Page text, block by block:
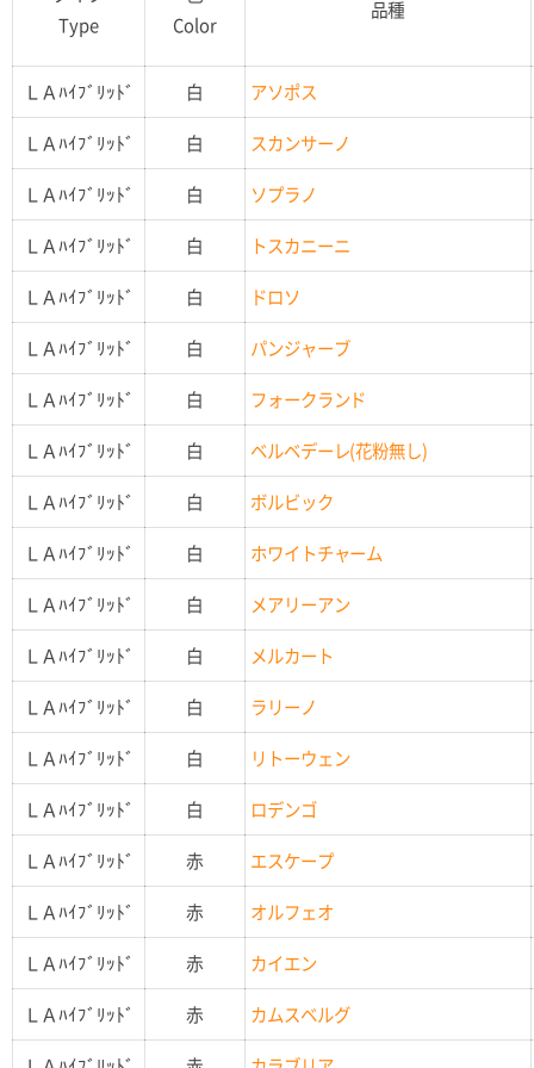
Type
Color
品種
ＬＡﾊｲﾌﾞﾘｯﾄﾞ 白
アソポス
ＬＡﾊｲﾌﾞﾘｯﾄﾞ
白
スカンサーノ
ＬＡﾊｲﾌﾞﾘｯﾄﾞ
白
ソプラノ
ＬＡﾊｲﾌﾞﾘｯﾄﾞ
白
トスカニーニ
ＬＡﾊｲﾌﾞﾘｯﾄﾞ
白
ドロソ
ＬＡﾊｲﾌﾞﾘｯﾄﾞ
白
パンジャーブ
ＬＡﾊｲﾌﾞﾘｯﾄﾞ
白
フォークランド
ＬＡﾊｲﾌﾞﾘｯﾄﾞ
白
ベルベデーレ(花粉無し)
ＬＡﾊｲﾌﾞﾘｯﾄﾞ
白
ボルビック
ＬＡﾊｲﾌﾞﾘｯﾄﾞ
白
ホワイトチャーム
ＬＡﾊｲﾌﾞﾘｯﾄﾞ
白
メアリーアン
ＬＡﾊｲﾌﾞﾘｯﾄﾞ
白
メルカート
ＬＡﾊｲﾌﾞﾘｯﾄﾞ
白
ラリーノ
ＬＡﾊｲﾌﾞﾘｯﾄﾞ
白
リトーウェン
ＬＡﾊｲﾌﾞﾘｯﾄﾞ
白
ロデンゴ
ＬＡﾊｲﾌﾞﾘｯﾄﾞ
赤
エスケープ
ＬＡﾊｲﾌﾞﾘｯﾄﾞ
赤
オルフェオ
ＬＡﾊｲﾌﾞﾘｯﾄﾞ
赤
カイエン
ＬＡﾊｲﾌﾞﾘｯﾄﾞ
赤
カムスベルグ